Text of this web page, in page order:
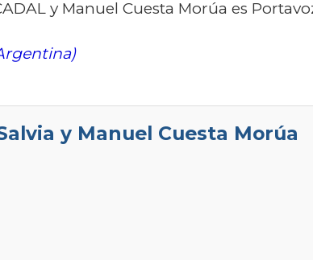
y Manuel Cuesta Morúa es
y Manuel Cuesta Morúa